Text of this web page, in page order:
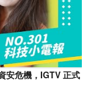
安危機，IGTV 正式